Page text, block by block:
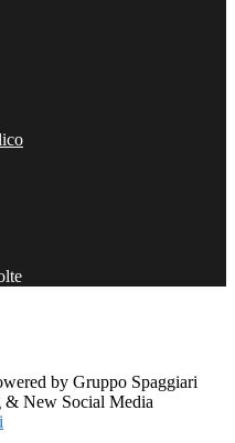
by Gruppo Spaggiari
& New Social Media